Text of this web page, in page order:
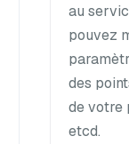
au
pouvez
des
de votre
etcd.